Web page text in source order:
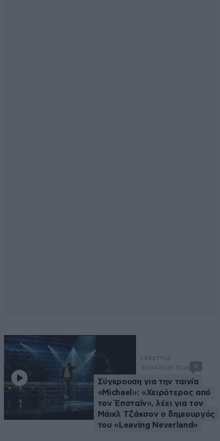
LIFESTYLE
25·04·2026 15:36
8
Σύγκρουση για την ταινία
«Michael»: «Χειρότερος από
τον Έπσταϊν», λέει για τον
Μάικλ Τζάκσον ο δημιουργός
του «Leaving Neverland»